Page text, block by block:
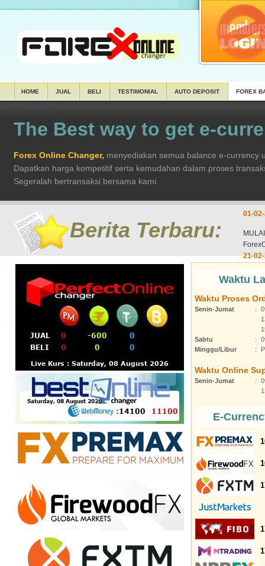
HOME JUAL BELI TESTIMONIAL AUTO DEPOSIT FOREX
The Best way to get e-
Forex Online Changer, menyediakan semua balance e-currency
Dapatkan harga kompetitif serta kemudahan dalam proses
Segeralah bertransaksi bersama kami.
Berita Terbaru:
21-
Waktu
Waktu Proses
Senin-Jumat :
Sabtu
:
Minggu/Libur
:
Waktu Online
Senin-Jumat :
E-